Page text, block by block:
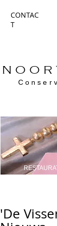
CONTAC
T
'De